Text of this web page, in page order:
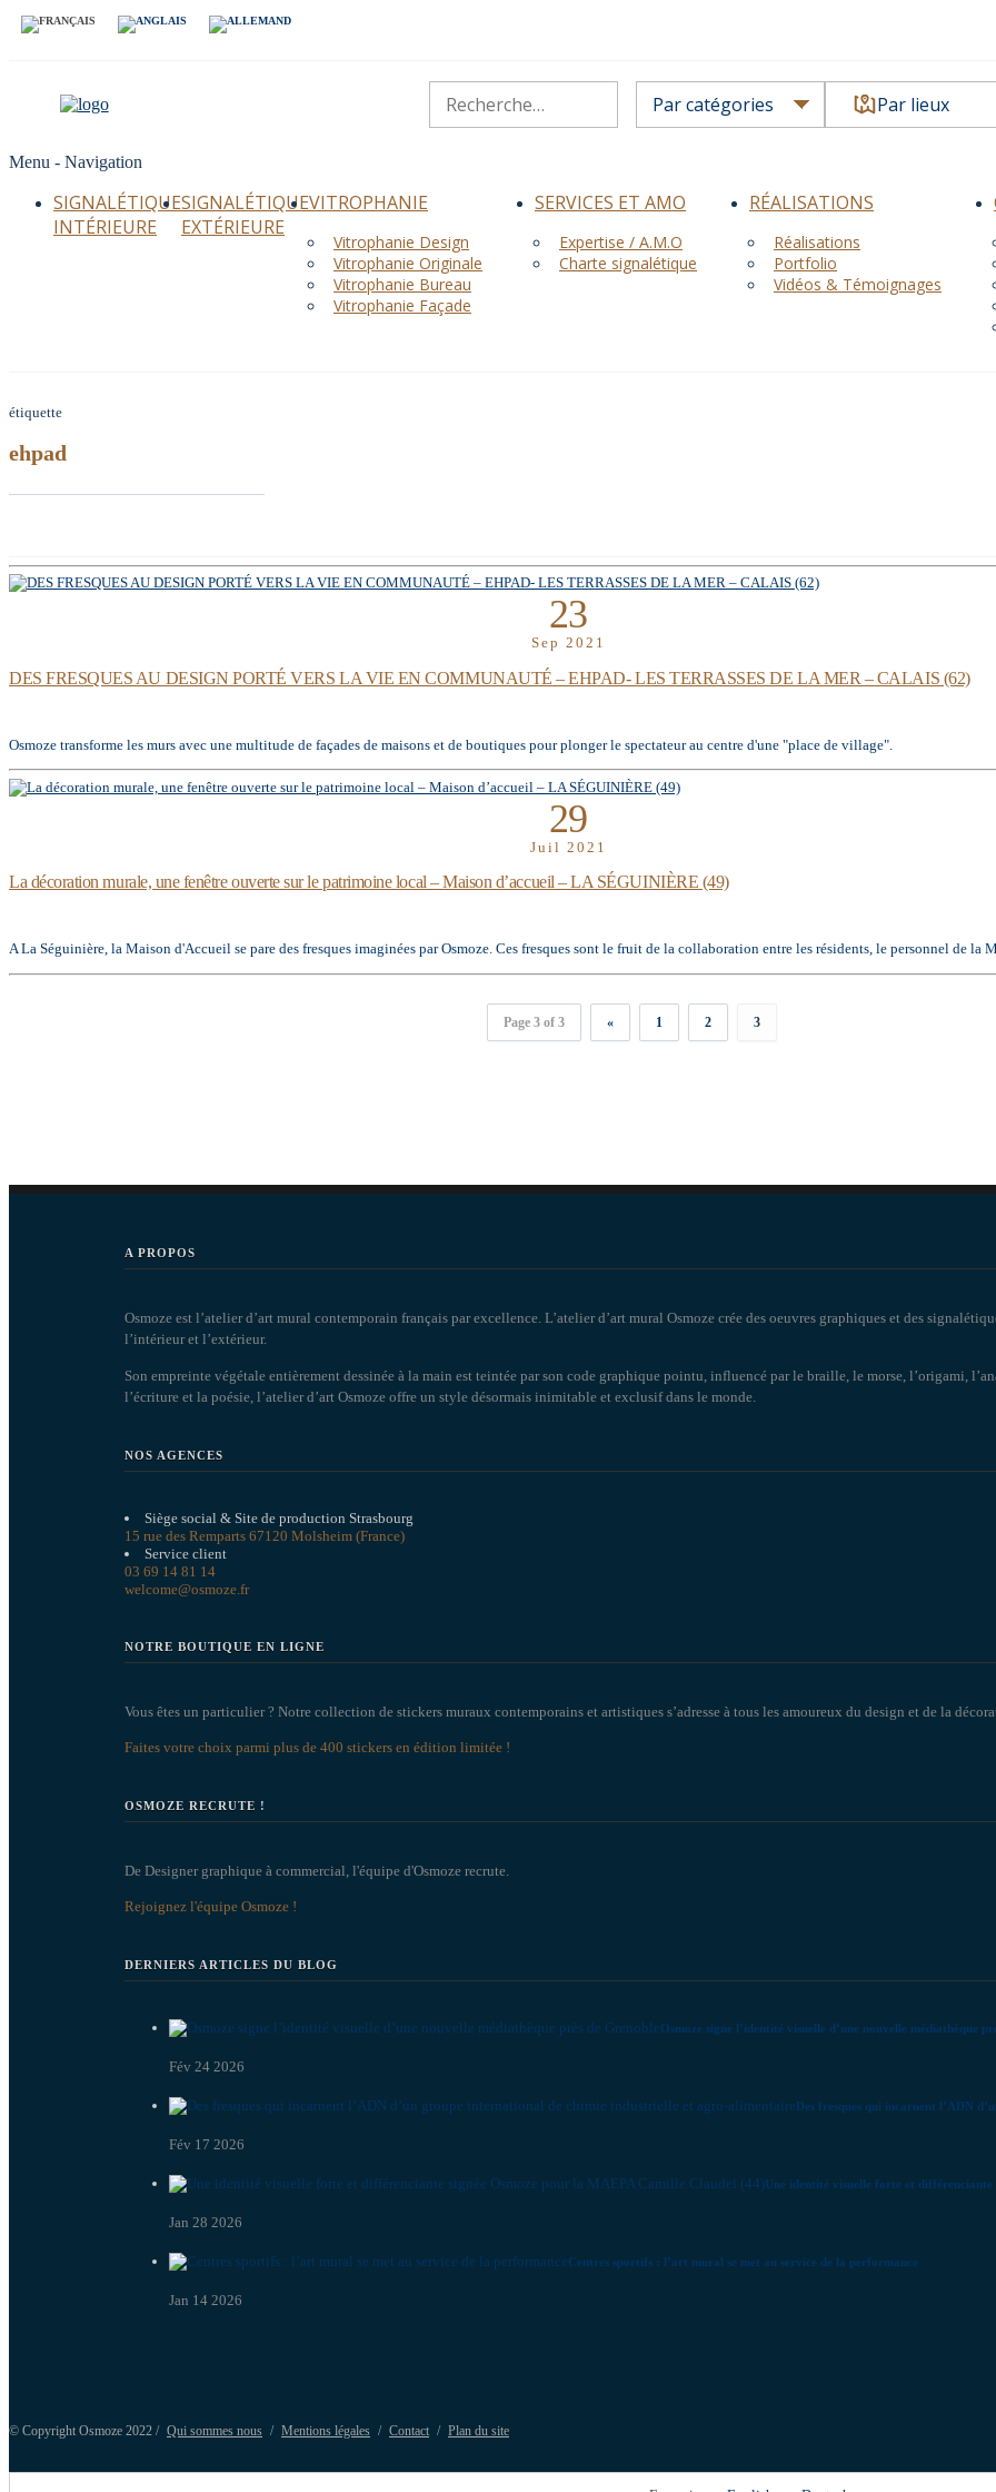
Par lieux
Menu - Navigation
SIGNALÉTIQUE
INTÉRIEURE
SIGNALÉTIQUE
EXTÉRIEURE
VITROPHANIE
Vitrophanie Design
Vitrophanie Originale
Vitrophanie Bureau
Vitrophanie Façade
SERVICES ET AMO
Expertise / A.M.O
Charte signalétique
RÉALISATIONS
Réalisations
Portfolio
Vidéos & Témoignages
étiquette
ehpad
23
Sep 2021
DES FRESQUES AU DESIGN PORTÉ VERS LA VIE EN COMMUNAUTÉ – EHPAD- LES TERRASSES DE LA MER – CALAIS (62)
Osmoze transforme les murs avec une multitude de façades de maisons et de boutiques pour plonger le spectateur au centre d'une "place de village".
29
Juil 2021
La décoration murale, une fenêtre ouverte sur le patrimoine local – Maison d’accueil – LA SÉGUINIÈRE (49)
A La Séguinière, la Maison d'Accueil se pare des fresques imaginées par Osmoze. Ces fresques sont le fruit de la collaboration entre les résidents, le personnel de la
Page 3 of 3 « 1 2 3
A PROPOS
Osmoze est l’atelier d’art mural contemporain français par excellence. L’atelier d’art mural Osmoze crée des oeuvres graphiques et des
l’intérieur et l’extérieur.
Son empreinte végétale entièrement dessinée à la main est teintée par son code graphique pointu, influencé par le braille, le morse, l’origami,
l’écriture et la poésie, l’atelier d’art Osmoze offre un style désormais inimitable et exclusif dans le monde.
NOS AGENCES
Siège social & Site de production Strasbourg
15 rue des Remparts 67120 Molsheim (France)
Service client
03 69 14 81 14
welcome@osmoze.fr
NOTRE BOUTIQUE EN LIGNE
Vous êtes un particulier ? Notre collection de stickers muraux contemporains et artistiques s’adresse à tous les amoureux du design et de la
Faites votre choix parmi plus de 400 stickers en édition limitée !
OSMOZE RECRUTE !
De Designer graphique à commercial, l'équipe d'Osmoze recrute.
Rejoignez l'équipe Osmoze !
DERNIERS ARTICLES DU BLOG
Osmoze signe l’identité visuelle d’une nouvelle médiathèque
Fév 24 2026
Des fresques qui incarnent l’ADN
Fév 17 2026
Une identité visuelle forte et
Jan 28 2026
Centres sportifs : l’art mural se met au service de la performance
Jan 14 2026
© Copyright Osmoze 2022 / Qui sommes nous / Mentions légales / Contact / Plan du site